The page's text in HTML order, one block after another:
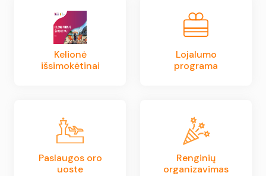
Kelionė
išsimokėtinai
Lojalumo
programa
Paslaugos oro
uoste
Renginių
organizavimas